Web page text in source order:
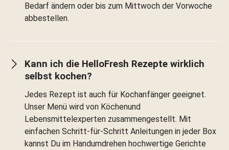
Bedarf ändern oder bis zum Mittwoch der Vorwoche
abbestellen.
Kann ich die HelloFresh Rezepte wirklich
selbst kochen?
Jedes Rezept ist auch für Kochanfänger geeignet.
Unser Menü wird von Köchenund
Lebensmittelexperten zusammengestellt. Mit
einfachen Schritt-für-Schritt Anleitungen in jeder Box
kannst Du im Handumdrehen hochwertige Gerichte